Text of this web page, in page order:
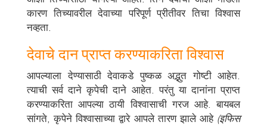
कारण तिच्यावरील देवाच्या परिपूर्ण प्रीतीवर तिचा विश्वास
नव्हता.
देवाचे दान प्राप्त करण्याकरिता विश्वास
आपल्याला देण्यासाठी देवाकडे पुष्कळ अद्भुत गोष्टी आहेत.
त्याची सर्व दाने कृपेची दाने आहेत. परंतु या दानांना प्राप्त
करण्याकरिता आपल्या ठायी विश्वासाची गरज आहे. बायबल
सांगते, कृपेने विश्वासाच्या द्वारे आपले तारण झाले आहे (इफिस